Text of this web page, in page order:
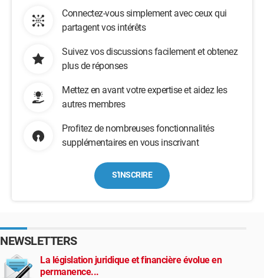
Connectez-vous simplement avec ceux qui
partagent vos intérêts
Suivez vos discussions facilement et obtenez
plus de réponses
Mettez en avant votre expertise et aidez les
autres membres
Profitez de nombreuses fonctionnalités
supplémentaires en vous inscrivant
S'INSCRIRE
NEWSLETTERS
La législation juridique et financière évolue en
permanence...